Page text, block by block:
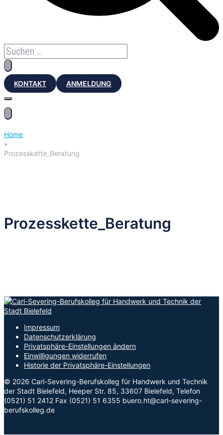
KONTAKT ANMELDUNG
Home
•
Prozesskette_Beratung
Prozesskette_Beratung
Impressum
Datenschutzerklärung
Privatsphäre-Einstellungen ändern
Einwilligungen widerrufen
Historie der Privatsphäre-Einstellungen
© 2026 Carl-Severing-Berufskolleg für Handwerk und Technik
der Stadt Bielefeld, Heeper Str. 85, 33607 Bielefeld, Telefon
(0521) 51 2412 Fax (0521) 51 6355 buero.ht@carl-severing-
berufskolleg.de